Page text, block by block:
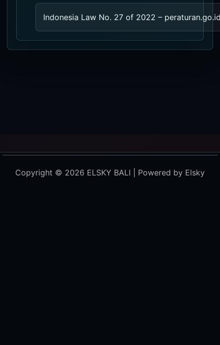
Indonesia Law No. 27 of 2022 –
Copyright © 2026 ELSKY BALI | Powered by Elsky